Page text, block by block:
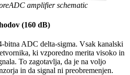
amplifier schematic
(160 dB)
bitna ADC delta-sigma. Vsak kanalski
ki vzporedno merita visoko in
To zagotavlja, da je na voljo
in da signal ni preobremenjen.